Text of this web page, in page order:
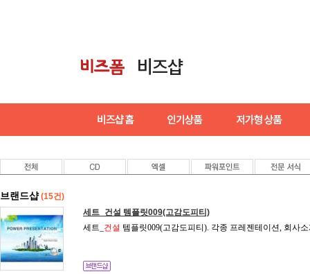
브랜드샵 (15건)
세트_건설 템플릿009(고감도피티)
세트_ 건설 템플릿009(고감도피티). 각종 프레젠테이션, 회사